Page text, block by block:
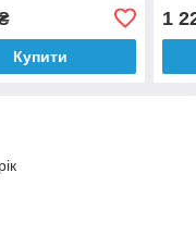
Купити
1